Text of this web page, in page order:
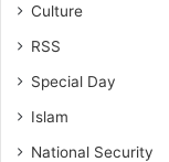
Culture
RSS
Special Day
Islam
National Security